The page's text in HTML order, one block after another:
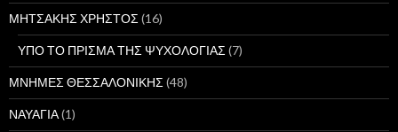
ΜΗΤΣΑΚΗΣ ΧΡΗΣΤΟΣ (16)
ΥΠΟ ΤΟ ΠΡΙΣΜΑ ΤΗΣ ΨΥΧΟΛΟΓΙΑΣ (7)
ΜΝΗΜΕΣ ΘΕΣΣΑΛΟΝΙΚΗΣ (48)
ΝΑΥΑΓΙΑ(1)